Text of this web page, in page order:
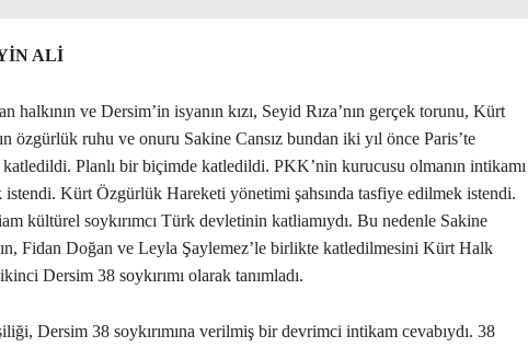
ALİ
halkının ve Dersim’in isyanın kızı, Seyid Rıza’nın gerçek torunu, Kürt
özgürlük ruhu ve onuru Sakine Cansız bundan iki yıl önce Paris’te
katledildi. Planlı bir biçimde katledildi. PKK’nin kurucusu olmanın intikamı
istendi. Kürt Özgürlük Hareketi yönetimi şahsında tasfiye edilmek istendi.
kültürel soykırımcı Türk devletinin katliamıydı. Bu nedenle Sakine
Fidan Doğan ve Leyla Şaylemez’le birlikte katledilmesini Kürt Halk
Dersim 38 soykırımı olarak tanımladı.
Dersim 38 soykırımına verilmiş bir devrimci intikam cevabıydı. 38